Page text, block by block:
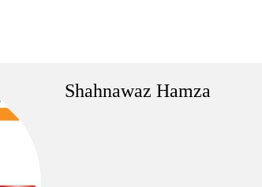
Shahnawaz Hamza